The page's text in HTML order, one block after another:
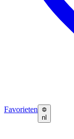
Favorieten
nl